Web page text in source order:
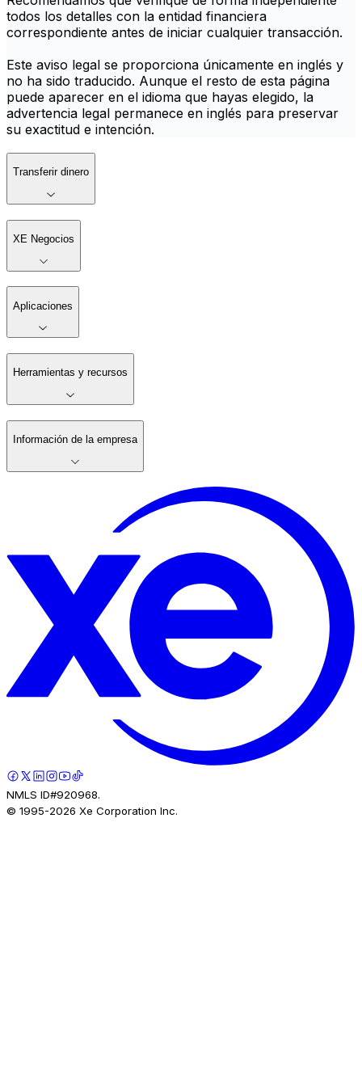
todos los detalles con la entidad financiera
correspondiente antes de iniciar cualquier transacción.
Este aviso legal se proporciona únicamente en inglés y
no ha sido traducido. Aunque el resto de esta página
puede aparecer en el idioma que hayas elegido, la
advertencia legal permanece en inglés para preservar
su exactitud e intención.
Transferir dinero
XE Negocios
Aplicaciones
Herramientas y recursos
Información de la empresa
NMLS ID#920968.
© 1995-2026 Xe Corporation Inc.